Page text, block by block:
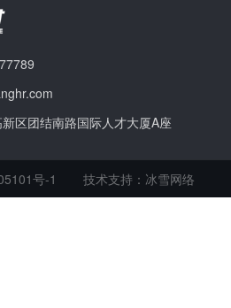
区团结南路国际人才大厦A座
号-1 技术支持：冰雪网络